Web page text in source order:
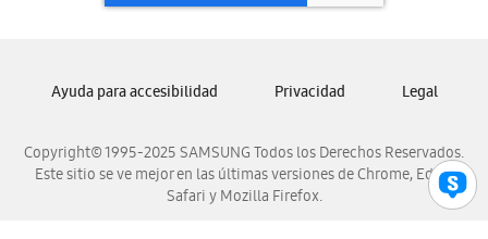
Samsung Panamá
Samsung Venezuela
Copyright© 1995-2025 SAMSUNG Todos los Derechos Reservados.
Este sitio se ve mejor en las últimas versiones de Chrome, Edge,
Safari y Mozilla Firefox.
Ayuda para accesibilidad Privacidad Legal